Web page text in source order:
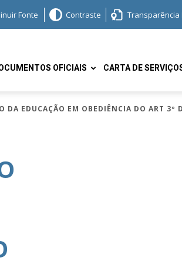
Fonte Contraste Transparência
OFICIAIS CARTA DE
EDUCAÇÃO EM OBEDIÊNCIA DO ART 3º